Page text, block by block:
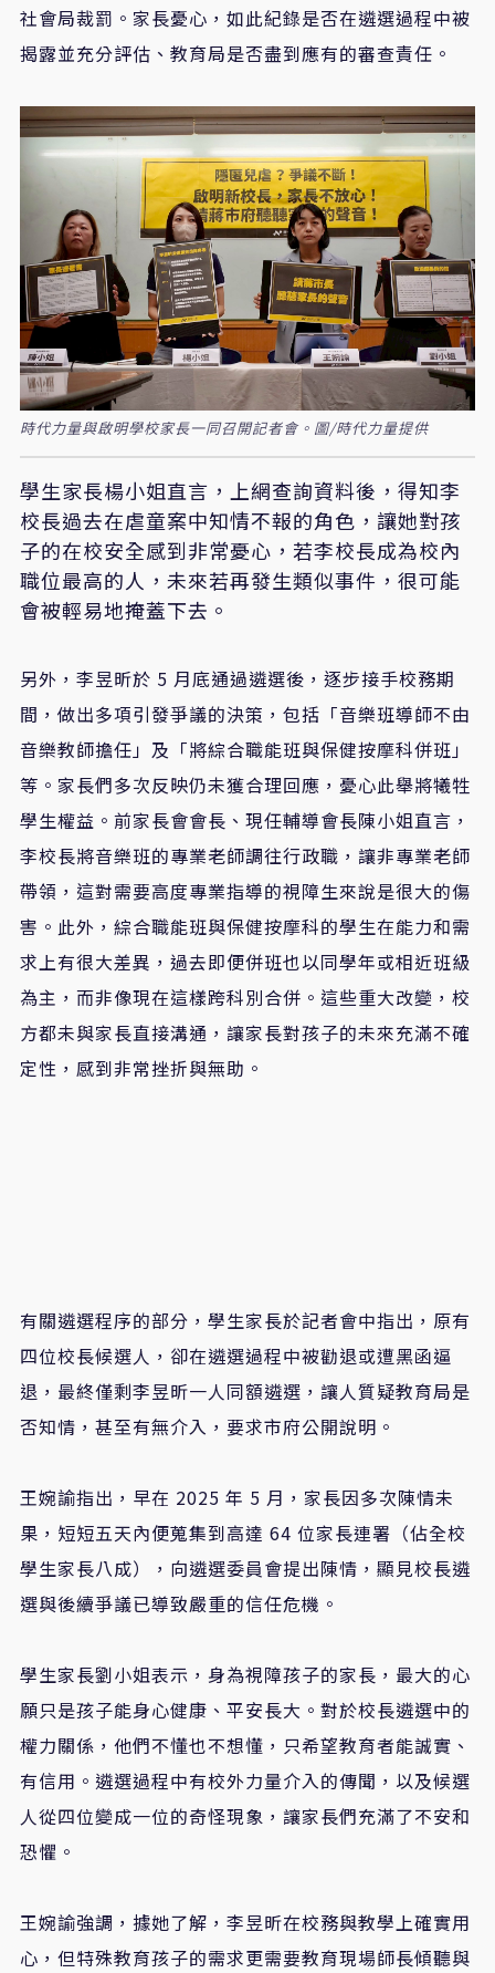
社會局裁罰。家長憂心，如此紀錄是否在遴選過程中被
揭露並充分評估、教育局是否盡到應有的審查責任。
時代力量與啟明學校家長一同召開記者會。圖/時代力量提供
學生家長楊小姐直言，上網查詢資料後，得知李
校長過去在虐童案中知情不報的角色，讓她對孩
子的在校安全感到非常憂心，若李校長成為校內
職位最高的人，未來若再發生類似事件，很可能
會被輕易地掩蓋下去。
另外，李昱昕於 5 月底通過遴選後，逐步接手校務期
間，做出多項引發爭議的決策，包括「音樂班導師不由
音樂教師擔任」及「將綜合職能班與保健按摩科併班」
等。家長們多次反映仍未獲合理回應，憂心此舉將犧牲
學生權益。前家長會會長、現任輔導會長陳小姐直言，
李校長將音樂班的專業老師調往行政職，讓非專業老師
帶領，這對需要高度專業指導的視障生來說是很大的傷
害。此外，綜合職能班與保健按摩科的學生在能力和需
求上有很大差異，過去即便併班也以同學年或相近班級
為主，而非像現在這樣跨科別合併。這些重大改變，校
方都未與家長直接溝通，讓家長對孩子的未來充滿不確
定性，感到非常挫折與無助。
有關遴選程序的部分，學生家長於記者會中指出，原有
四位校長候選人，卻在遴選過程中被勸退或遭黑函逼
退，最終僅剩李昱昕一人同額遴選，讓人質疑教育局是
否知情，甚至有無介入，要求市府公開說明。
王婉諭指出，早在 2025 年 5 月，家長因多次陳情未
果，短短五天內便蒐集到高達 64 位家長連署（佔全校
學生家長八成），向遴選委員會提出陳情，顯見校長遴
選與後續爭議已導致嚴重的信任危機。
學生家長劉小姐表示，身為視障孩子的家長，最大的心
願只是孩子能身心健康、平安長大。對於校長遴選中的
權力關係，他們不懂也不想懂，只希望教育者能誠實、
有信用。遴選過程中有校外力量介入的傳聞，以及候選
人從四位變成一位的奇怪現象，讓家長們充滿了不安和
恐懼。
王婉諭強調，據她了解，李昱昕在校務與教學上確實用
心，但特殊教育孩子的需求更需要教育現場師長傾聽與